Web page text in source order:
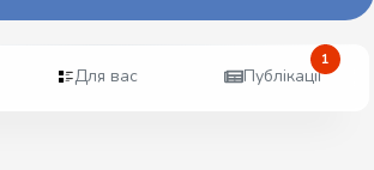
Для вас Публікації
1